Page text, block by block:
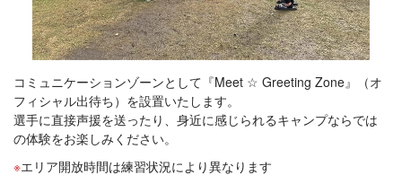
コミュニケーションゾーンとして『Meet ☆ Greeting Zone』（オ
フィシャル出待ち）を設置いたします。
選手に直接声援を送ったり、身近に感じられるキャンプならでは
の体験をお楽しみください。
エリア開放時間は練習状況により異なります